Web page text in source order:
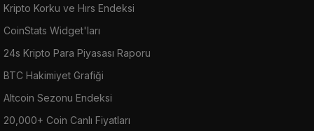
Kripto Korku ve Hırs Endeksi
CoinStats Widget'ları
24s Kripto Para Piyasası Raporu
BTC Hakimiyet Grafiği
Altcoin Sezonu Endeksi
20,000+ Coin Canlı Fiyatları